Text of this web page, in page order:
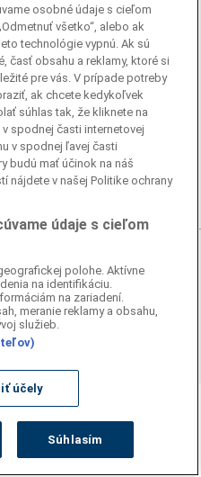
Slovensko
alebo ďalšie šírenie
TASR je bez
súhlasu TASR porušením
zákona.
osobné údaje s cieľom
všetko“, alebo ak
technológie vypnú. Ak sú
časť obsahu a reklamy, ktoré si
pre vás. V prípade potreby
ak chcete kedykoľvek
súhlas tak, že kliknete na
spodnej časti internetovej
v spodnej ľavej časti
budú mať účinok na náš
nájdete v našej Politike ochrany
údaje s cieľom
polohe. Aktívne
na identifikáciu.
na zariadení.
meranie reklamy a obsahu,
služieb.
účely
Súhlasím